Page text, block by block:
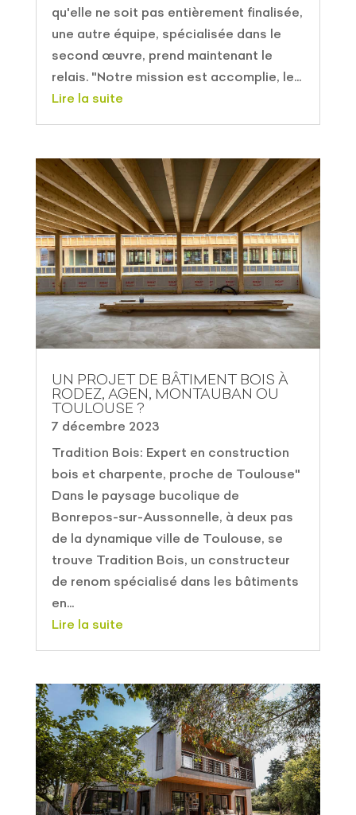
qu'elle ne soit pas entièrement finalisée,
une autre équipe, spécialisée dans le
second œuvre, prend maintenant le
relais. "Notre mission est accomplie, le...
Lire la suite
UN PROJET DE BÂTIMENT BOIS À
RODEZ, AGEN, MONTAUBAN OU
TOULOUSE ?
7 décembre 2023
Tradition Bois: Expert en construction
bois et charpente, proche de Toulouse"
Dans le paysage bucolique de
Bonrepos-sur-Aussonnelle, à deux pas
de la dynamique ville de Toulouse, se
trouve Tradition Bois, un constructeur
de renom spécialisé dans les bâtiments
en...
Lire la suite